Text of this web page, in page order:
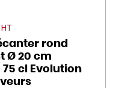
HT
rond
Ø 20 cm
75 cl Evolution